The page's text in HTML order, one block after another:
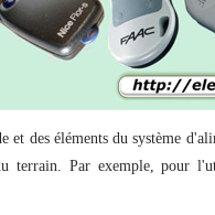
et des éléments du système
terrain. Par exemple, pour